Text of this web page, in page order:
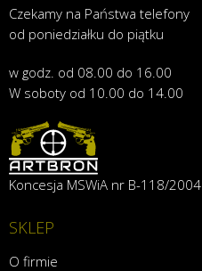
Czekamy na Państwa telefony
od poniedziałku do piątku
w godz. od 08.00 do 16.00
W soboty od 10.00 do 14.00
Koncesja MSWiA nr B-118/2004
SKLEP
O firmie